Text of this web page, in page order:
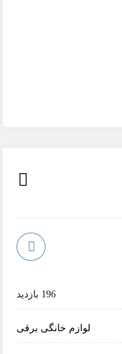
196 بازدید
لوازم خانگی برقی